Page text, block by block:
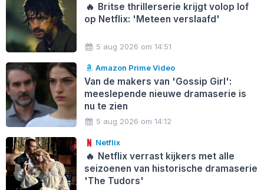
🔥 Britse thrillerserie krijgt volop lof
op Netflix: 'Meteen verslaafd'
5 aug 2026 om 14:51
Amazon Prime Video
Van de makers van 'Gossip Girl':
meeslepende nieuwe dramaserie is
nu te zien
5 aug 2026 om 14:12
Netflix
🔥 Netflix verrast kijkers met alle
seizoenen van historische dramaserie
'The Tudors'